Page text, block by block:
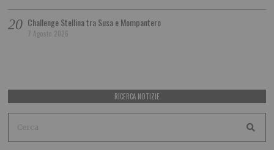
Challenge Stellina tra Susa e Mompantero
7 Agosto 2026
RICERCA NOTIZIE